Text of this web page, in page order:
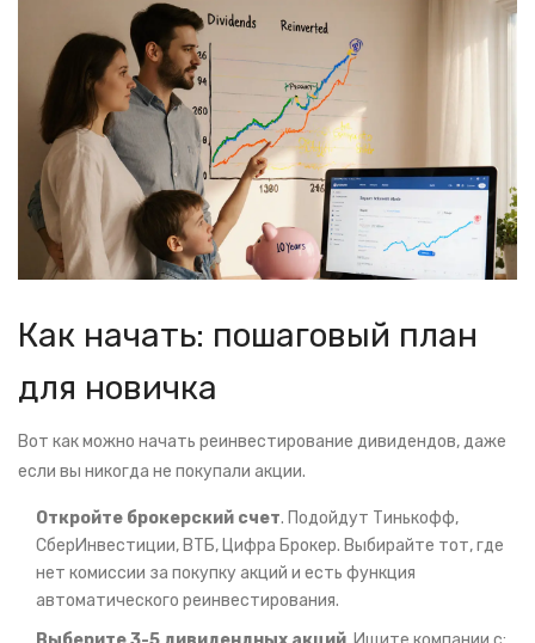
Как начать: пошаговый план
для новичка
Вот как можно начать реинвестирование дивидендов, даже
если вы никогда не покупали акции.
Откройте брокерский счет. Подойдут Тинькофф,
СберИнвестиции, ВТБ, Цифра Брокер. Выбирайте тот, где
нет комиссии за покупку акций и есть функция
автоматического реинвестирования.